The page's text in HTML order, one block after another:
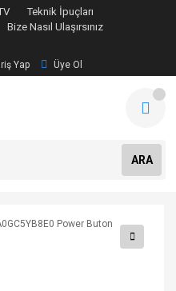
Teknik İpuçları
Bize Nasıl Ulaşırsınız
Yap Üye Ol
ARA